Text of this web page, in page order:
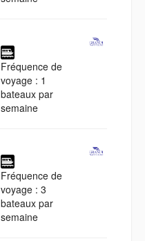
Fréquence de
voyage : 1
bateaux par
semaine
Fréquence de
voyage : 3
bateaux par
semaine